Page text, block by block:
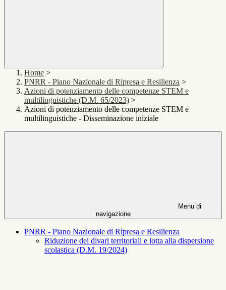
Home >
PNRR - Piano Nazionale di Ripresa e Resilienza >
Azioni di potenziamento delle competenze STEM e
multilinguistiche (D.M. 65/2023) >
Azioni di potenziamento delle competenze STEM e
multilinguistiche - Disseminazione iniziale
Menu di
navigazione
PNRR - Piano Nazionale di Ripresa e Resilienza
Riduzione dei divari territoriali e lotta alla dispersione
scolastica (D.M. 19/2024)